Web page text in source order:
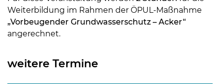
Weiterbildung im Rahmen der ÖPUL-Maßnahme
„Vorbeugender Grundwasserschutz – Acker“
angerechnet.
weitere Termine